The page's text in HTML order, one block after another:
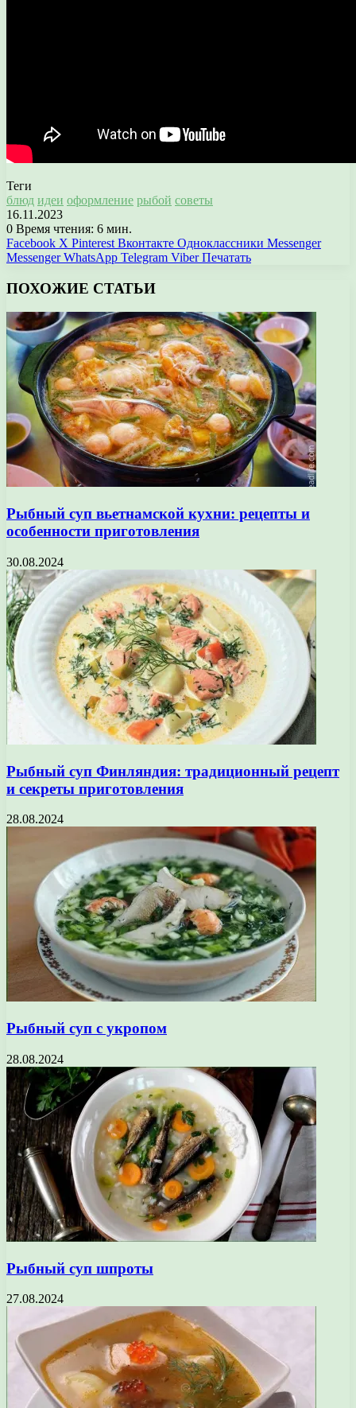
Теги
блюд идеи оформление рыбой советы
16.11.2023
0 Время чтения: 6 мин.
Facebook X Pinterest Вконтакте Одноклассники Messenger
Messenger WhatsApp Telegram Viber Печатать
ПОХОЖИЕ СТАТЬИ
Рыбный суп вьетнамской кухни: рецепты и
особенности приготовления
30.08.2024
Рыбный суп Финляндия: традиционный рецепт
и секреты приготовления
28.08.2024
Рыбный суп с укропом
28.08.2024
Рыбный суп шпроты
27.08.2024